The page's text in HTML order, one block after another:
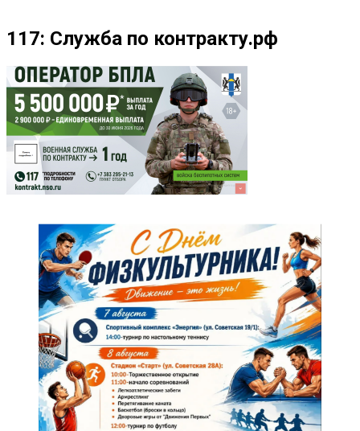
117: Служба по контракту.рф